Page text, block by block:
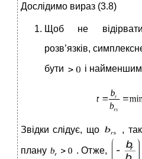
Дослідимо вираз (3.8)
Щоб не
розв’язків,
бути і найменшим
Звідки слідує, що ,
плану . Отже,